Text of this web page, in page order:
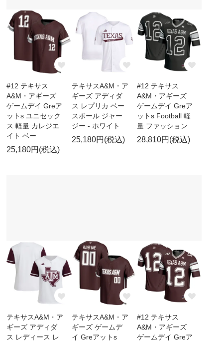
#12 テキサス
A&M・アギーズ
ゲームデイ Greア
ットs ユニセック
ス 軽量 カレジエ
イト ベー
25,180円(税込)
テキサスA&M・ア
ギーズ アディダ
ス レプリカ ベー
スボール ジャー
ジー - ホワイト
25,180円(税込)
#12 テキサス
A&M・アギーズ
ゲームデイ Greア
ットs Football 軽
量 ファッション
28,810円(税込)
テキサスA&M・ア
ギーズ アディダ
ス レディース レ
テキサスA&M・ア
ギーズ ゲームデ
イ Greアットs
#12 テキサス
A&M・アギーズ
ゲームデイ Greア